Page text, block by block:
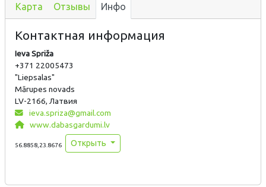
Карта Отзывы Инфо
Контактная информация
Ieva Spriža
+371 22005473
"Liepsalas"
Mārupes novads
LV-2166, Латвия
ieva.spriza@gmail.com
www.dabasgardumi.lv
56.8858,23.8676 Открыть